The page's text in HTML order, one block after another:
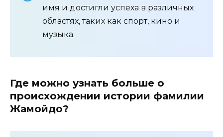
имя и достигли успеха в различных
областях, таких как спорт, кино и
музыка.
Где можно узнать больше о
происхождении истории фамилии
Жамойдо?